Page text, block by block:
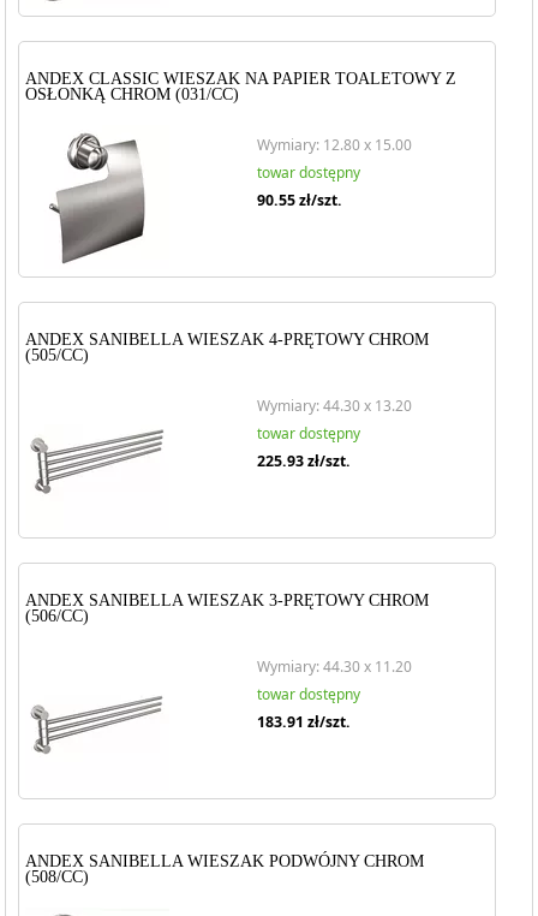
ANDEX CLASSIC WIESZAK NA PAPIER TOALETOWY Z
OSŁONKĄ CHROM (031/CC)
Wymiary: 12.80 x 15.00
towar dostępny
90.55zł/szt.
ANDEX SANIBELLA WIESZAK 4-PRĘTOWY CHROM
(505/CC)
Wymiary: 44.30 x 13.20
towar dostępny
225.93zł/szt.
ANDEX SANIBELLA WIESZAK 3-PRĘTOWY CHROM
(506/CC)
Wymiary: 44.30 x 11.20
towar dostępny
183.91 zł/szt.
ANDEX SANIBELLA WIESZAK PODWÓJNY CHROM
(508/CC)